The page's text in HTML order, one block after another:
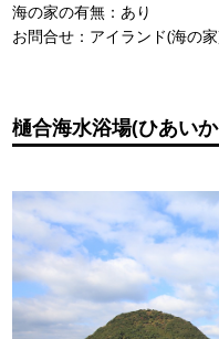
海の家の有無：あり
お問合せ：アイランド(海の
樋合海水浴場(ひあい